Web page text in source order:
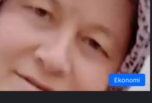
Ekonomi